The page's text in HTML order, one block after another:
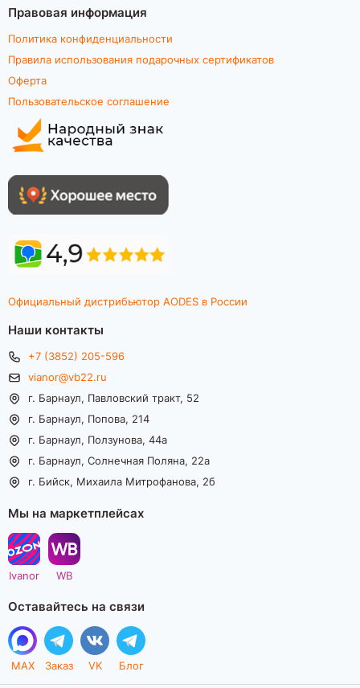
Правовая информация
Политика конфиденциальности
Правила использования подарочных сертификатов
Оферта
Пользовательское соглашение
Официальный дистрибьютор AODES в России
Наши контакты
+7 (3852) 205-596
vianor@vb22.ru
г. Барнаул, Павловский тракт, 52
г. Барнаул, Попова, 214
г. Барнаул, Ползунова, 44а
г. Барнаул, Солнечная Поляна, 22а
г. Бийск, Михаила Митрофанова, 2б
Мы на маркетплейсах
Ivanor WB
Оставайтесь на связи
MAX Заказ VK Блог